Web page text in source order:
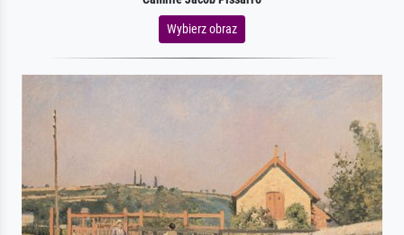
Wybierz obraz